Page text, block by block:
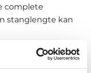
complete
stanglengte kan
of dit de